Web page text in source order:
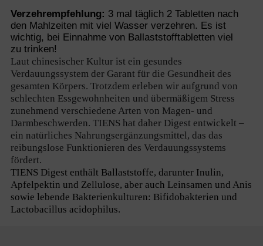
Verzehrempfehlung: 3 mal täglich 2 Tabletten nach
den Mahlzeiten mit viel Wasser verzehren. Es ist
wichtig, bei Einnahme von Ballaststofftabletten viel
zu trinken!
Laut chinesischer Kultur ist ein gesundes
Verdauungssystem der Garant für die Gesundheit des
gesamten Körpers. Trotzdem erleben wir aufgrund von
schlechten Essgewohnheiten und übermäßigem Stress
zunehmend verschiedene Arten von Magen- und
Darmbeschwerden. TIENS hat daher Digest entwickelt –
ein natürliches Nahrungsergänzungsmittel, das das
reibungslose Funktionieren des Verdauungssystems
fördert.
TIENS Digest enthält Ballaststoffe, darunter Inulin,
Apfelpektin und Zellulose, aber auch Leinsamen und Anis
sowie lebende Bakterienkulturen: Bifidobakterien und
Lactobacillus acidophilus.